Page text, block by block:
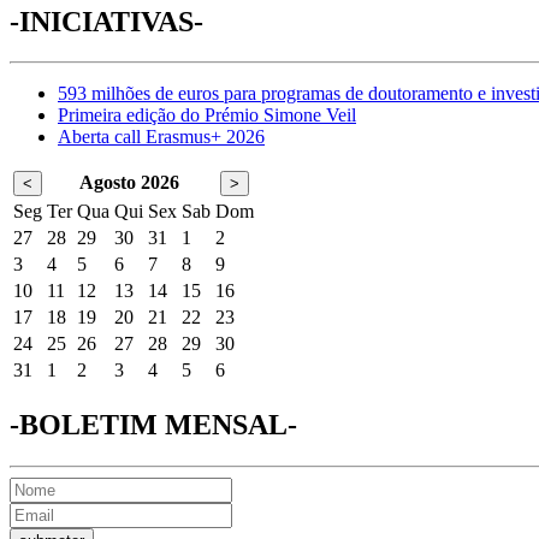
-INICIATIVAS-
593 milhões de euros para programas de doutoramento e
Primeira edição do Prémio Simone Veil
Aberta call Erasmus+ 2026
< Agosto 2026 >
Seg Ter Qua Qui Sex Sab Dom
27
28 29 30 31 1
2
3
4 5 6 7 8
9
10
11 12 13 14 15
16
17
18 19 20 21 22
23
24
25 26 27 28 29
30
31
1 2 3 4 5 6
-BOLETIM MENSAL-